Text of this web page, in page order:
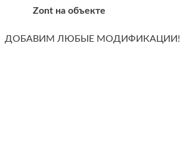
Zont на объекте
ДОБАВИМ ЛЮБЫЕ МОДИФИКАЦИИ!